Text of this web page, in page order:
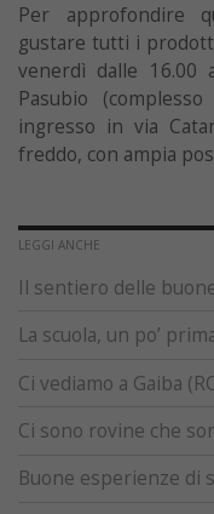
Per approfondire
gustare tutti i
venerdì dalle 16.00
Pasubio
ingresso in via
freddo, con ampia
LEGGI ANCHE
Il sentiero delle
La scuola, un po’
Ci vediamo a Gaiba
Ci sono rovine che
Buone esperienze